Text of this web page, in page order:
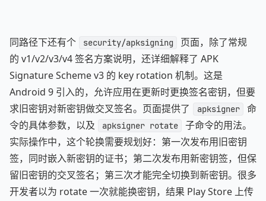
同路径下还有个 security/apksigning
页面，除了常规
的 v1/v2/v3/v4 签名方案说明，还详细解释了 APK
Signature Scheme v3 的 key rotation 机制。这是
Android 9 引入的，允许应用在更新时更换签名密钥，但要
求旧密钥对新密钥做交叉签名。页面提供了
apksigner
命
令的具体参数，以及
apksigner rotate
子命令的用法。
实际操作中，这个轮换需要规划好：第一次发布用旧密钥
签，同时嵌入新密钥的证书；第二次发布用新密钥签，但保
留旧密钥的交叉签名；第三次才能完全切换到新密钥。很多
开发者以为 rotate 一次就能换密钥，结果 Play Store 上传